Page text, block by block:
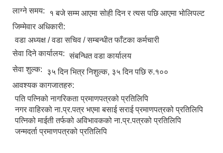
लाग्ने समय:
१ बजे सम्म आएमा सोही दिन र त्यस पछि आएमा भोलिपल्ट
जिम्मेवार अधिकारी:
वडा अध्यक्ष / वडा सचिव / सम्बन्धीत फाँटका कर्मचारी
सेवा दिने कार्यालय: संबन्धित वडा कार्यालय
सेवा शुल्क:
३५ दिन भित्र निशुल्क, ३५ दिन पछि रु.१००
आवश्यक कागजातहरु:
पति पत्निको नागरिकता प्रमाणपत्रको प्रतिलिपि
नगर वाहिरको ना.प्र.पत्र भएमा बसाई सराई प्रमाणपत्रको प्रतिलिपि
पत्निको माईती तर्फको अविभावकको ना.प्र.पत्रको प्रतिलिपि
जन्मदर्ता प्रमाणपत्रको प्रतिलिपि